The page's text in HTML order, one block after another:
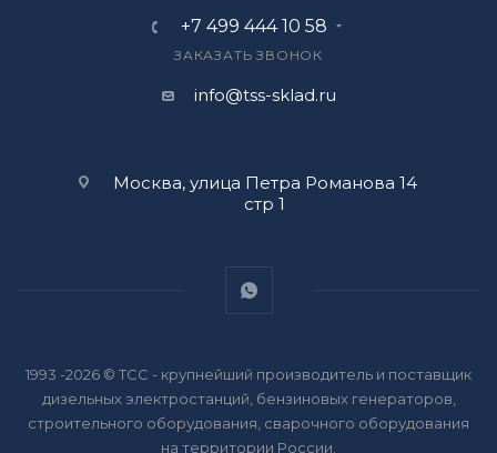
+7 499 444 10 58
ЗАКАЗАТЬ ЗВОНОК
info@tss-sklad.ru
Москва, улица Петра Романова 14
стр 1
1993 -2026 © ТСС - крупнейший производитель и поставщик
дизельных электростанций, бензиновых генераторов,
строительного оборудования, сварочного оборудования
на территории России.